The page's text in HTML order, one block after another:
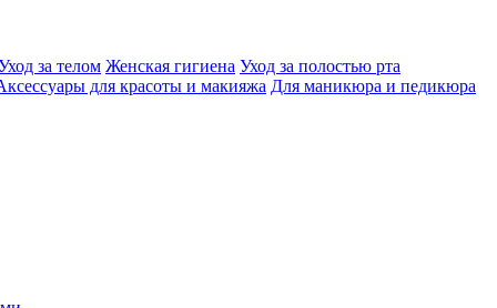
за телом Женская гигиена Уход за полостью рта
для красоты и макияжа Для маникюра и педикюра